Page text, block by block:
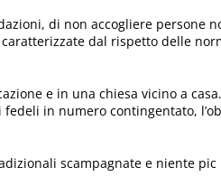
di non accogliere persone
dal rispetto delle
e in una chiesa vicino a
fedeli in numero contingentato,
scampagnate e niente pic